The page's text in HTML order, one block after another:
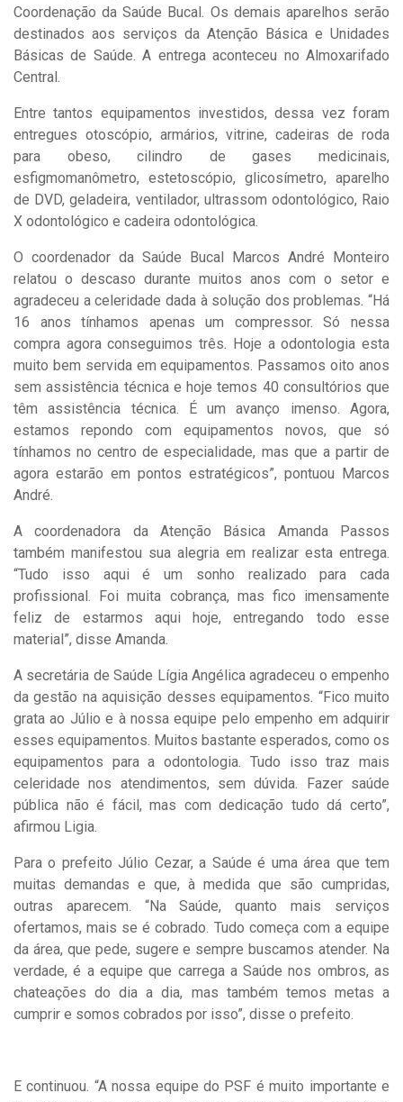
Coordenação da Saúde Bucal. Os demais aparelhos serão
destinados aos serviços da Atenção Básica e Unidades
Básicas de Saúde. A entrega aconteceu no Almoxarifado
Central.
Entre tantos equipamentos investidos, dessa vez foram
entregues otoscópio, armários, vitrine, cadeiras de roda
para obeso, cilindro de gases medicinais,
esfigmomanômetro, estetoscópio, glicosímetro, aparelho
de DVD, geladeira, ventilador, ultrassom odontológico, Raio
X odontológico e cadeira odontológica.
O coordenador da Saúde Bucal Marcos André Monteiro
relatou o descaso durante muitos anos com o setor e
agradeceu a celeridade dada à solução dos problemas. “Há
16 anos tínhamos apenas um compressor. Só nessa
compra agora conseguimos três. Hoje a odontologia esta
muito bem servida em equipamentos. Passamos oito anos
sem assistência técnica e hoje temos 40 consultórios que
têm assistência técnica. É um avanço imenso. Agora,
estamos repondo com equipamentos novos, que só
tínhamos no centro de especialidade, mas que a partir de
agora estarão em pontos estratégicos”, pontuou Marcos
André.
A coordenadora da Atenção Básica Amanda Passos
também manifestou sua alegria em realizar esta entrega.
“Tudo isso aqui é um sonho realizado para cada
profissional. Foi muita cobrança, mas fico imensamente
feliz de estarmos aqui hoje, entregando todo esse
material”, disse Amanda.
A secretária de Saúde Lígia Angélica agradeceu o empenho
da gestão na aquisição desses equipamentos. “Fico muito
grata ao Júlio e à nossa equipe pelo empenho em adquirir
esses equipamentos. Muitos bastante esperados, como os
equipamentos para a odontologia. Tudo isso traz mais
celeridade nos atendimentos, sem dúvida. Fazer saúde
pública não é fácil, mas com dedicação tudo dá certo”,
afirmou Ligia.
Para o prefeito Júlio Cezar, a Saúde é uma área que tem
muitas demandas e que, à medida que são cumpridas,
outras aparecem. “Na Saúde, quanto mais serviços
ofertamos, mais se é cobrado. Tudo começa com a equipe
da área, que pede, sugere e sempre buscamos atender. Na
verdade, é a equipe que carrega a Saúde nos ombros, as
chateações do dia a dia, mas também temos metas a
cumprir e somos cobrados por isso”, disse o prefeito.
E continuou. “A nossa equipe do PSF é muito importante e